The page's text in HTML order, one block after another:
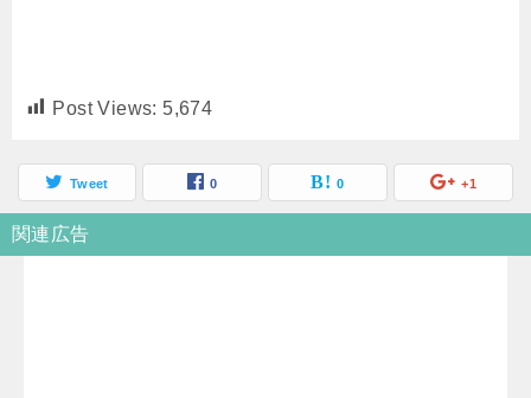
Post Views: 5,674
Tweet 0 0 +1
関連広告